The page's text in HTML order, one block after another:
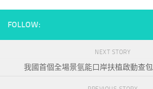
FOLLOW:
NEXT STORY
我國首個全場景氫能口岸扶植啟動查